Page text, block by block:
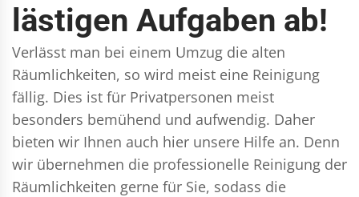
lästigen Aufgaben ab!
Verlässt man bei einem Umzug die alten
Räumlichkeiten, so wird meist eine Reinigung
fällig. Dies ist für Privatpersonen meist
besonders bemühend und aufwendig. Daher
bieten wir Ihnen auch hier unsere Hilfe an. Denn
wir übernehmen die professionelle Reinigung der
Räumlichkeiten gerne für Sie, sodass die